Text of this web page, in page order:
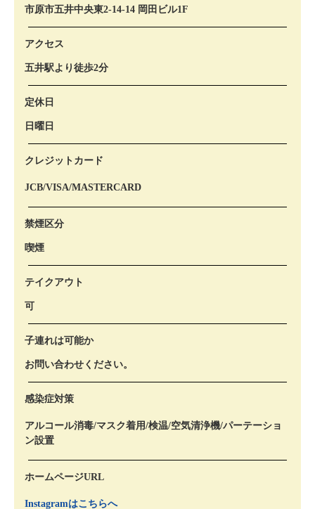
市原市五井中央東2-14-14 岡田ビル1F
アクセス
五井駅より徒歩2分
定休日
日曜日
クレジットカード
JCB/VISA/MASTERCARD
禁煙区分
喫煙
テイクアウト
可
子連れは可能か
お問い合わせください。
感染症対策
アルコール消毒/マスク着用/検温/空気清浄機/パーテーショ
ン設置
ホームページURL
Instagramはこちらへ